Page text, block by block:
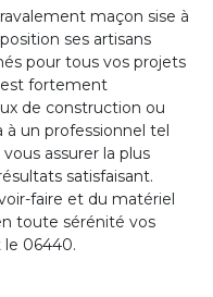
maçon sise à
ses artisans
pour tous vos projets
est fortement
de construction ou
à un professionnel tel
assurer la plus
satisfaisant.
faire et du matériel
toute sérénité vos
06440.